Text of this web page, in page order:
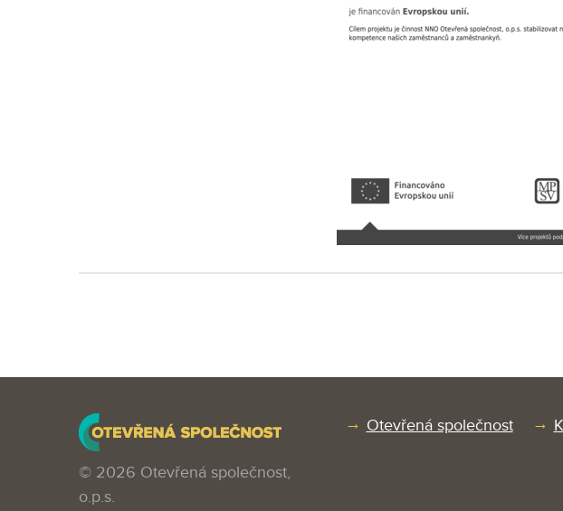
© 2026 Otevřená společnost,
o.p.s.
Otevřená společnost